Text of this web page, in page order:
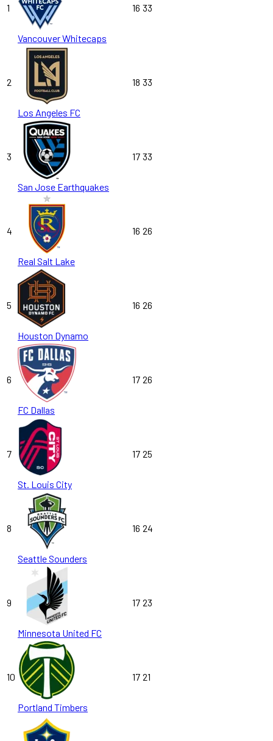
1
Vancouver Whitecaps
16 33
2
Los Angeles FC
18 33
3
San Jose Earthquakes
17 33
4
Real Salt Lake
16 26
5
Houston Dynamo
16 26
6
FC Dallas
17 26
7
St. Louis City
17 25
8
Seattle Sounders
16 24
9
Minnesota United FC
17 23
10
Portland Timbers
17 21